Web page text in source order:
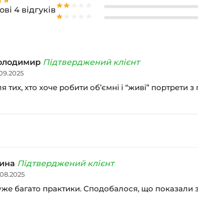
4 відгуків
Підтверджений клієнт
тих, хто хоче робити об’ємні і “живі”
Підтверджений клієнт
багато практики. Сподобалося, що показали